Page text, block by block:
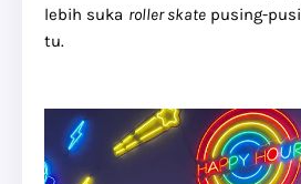
lebih suka roller skatepusing-
tu.